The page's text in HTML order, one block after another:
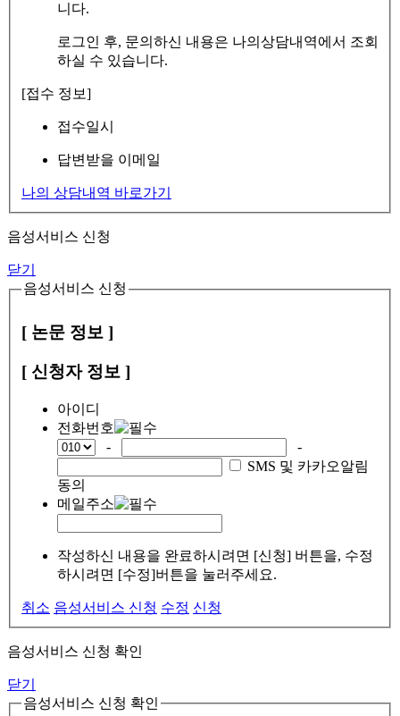
니다.
로그인 후, 문의하신 내용은 나의상담내역에서 조회
하실 수 있습니다.
[접수 정보]
접수일시
답변받을 이메일
나의 상담내역 바로가기
음성서비스 신청
닫기
음성서비스 신청
[ 논문 정보 ]
[ 신청자 정보 ]
아이디
전화번호
-
-
SMS 및 카카오알림
동의
메일주소
작성하신 내용을 완료하시려면 [신청] 버튼을, 수정
하시려면 [수정]버튼을 눌러주세요.
취소 음성서비스 신청 수정 신청
음성서비스 신청 확인
닫기
음성서비스 신청 확인